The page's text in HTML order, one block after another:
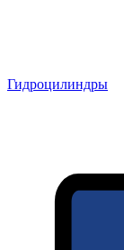
Гидроцилиндры